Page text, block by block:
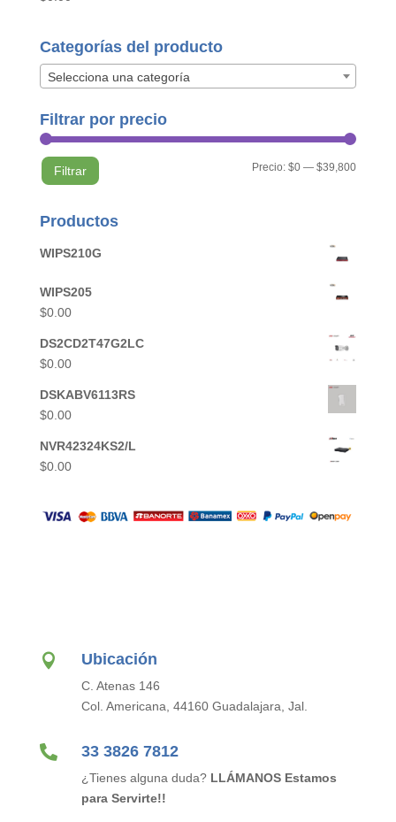
Categorías del producto
Selecciona una categoría
Filtrar por precio
Precio
Precio
Filtrar Precio:$0 —$39,800
Productos
WIPS210G
WIPS205
$0.00
DS2CD2T47G2LC
$0.00
DSKABV6113RS
$0.00
NVR42324KS2/L
$0.00
 Ubicación
C. Atenas 146
Col. Americana, 44160 Guadalajara, Jal.
 33 3826 7812
¿Tienes alguna duda? LLÁMANOS Estamos
para Servirte!!